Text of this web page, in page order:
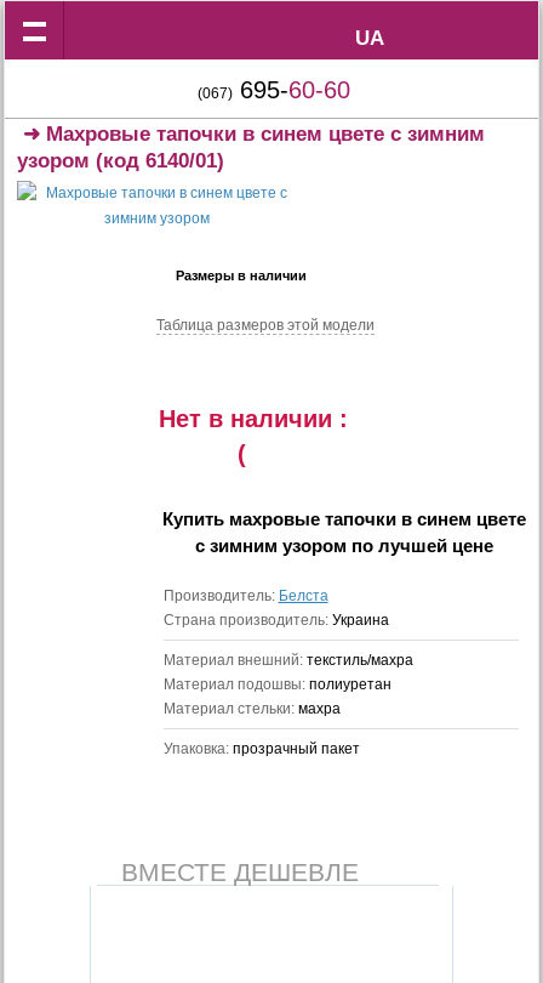
UA
UA
(067) 695-60-60
➜ Махровые тапочки в синем цвете с зимним
узором (код 6140/01)
Размеры в наличии
Таблица размеров этой модели
Нет в наличии :
(
Купить махровые тапочки в синем цвете
с зимним узором по лучшей цене
Производитель: Белста
Страна производитель: Украина
Материал внешний: текстиль/махра
Материал подошвы: полиуретан
Материал стельки: махра
Упаковка: прозрачный пакет
ВМЕСТЕ ДЕШЕВЛЕ